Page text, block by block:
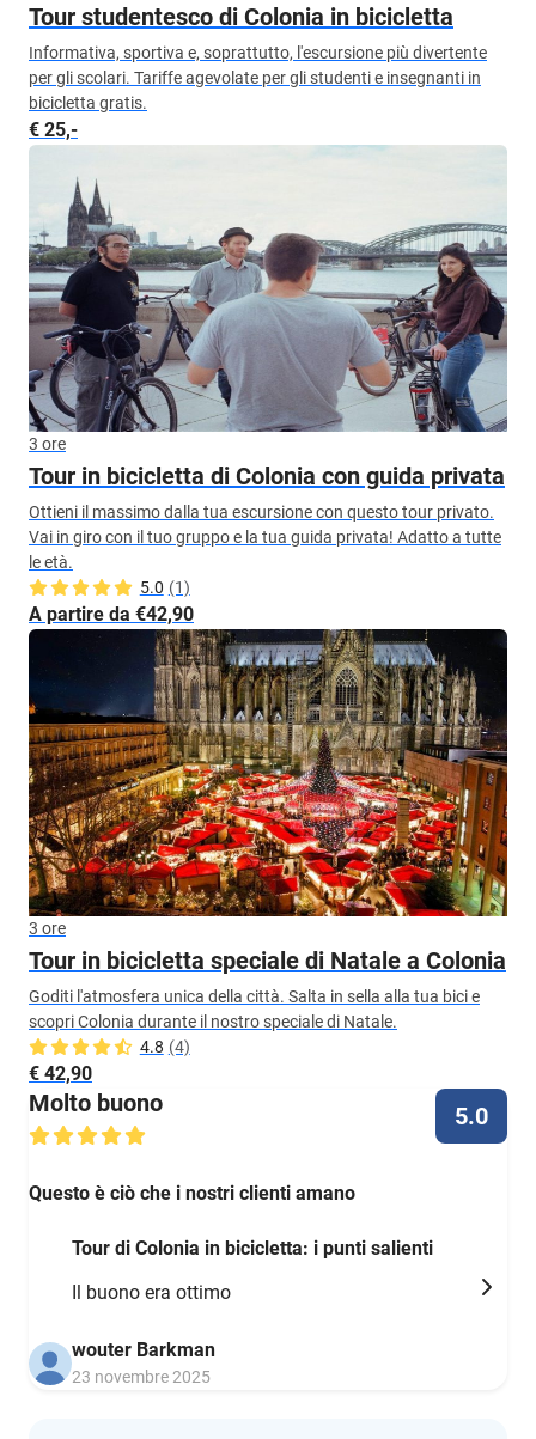
Tour studentesco di Colonia in bicicletta
Informativa, sportiva e, soprattutto, l'escursione più divertente
per gli scolari. Tariffe agevolate per gli studenti e insegnanti in
bicicletta gratis.
€ 25,-
3 ore
Tour in bicicletta di Colonia con guida privata
Ottieni il massimo dalla tua escursione con questo tour privato.
Vai in giro con il tuo gruppo e la tua guida privata! Adatto a tutte
le età.
5.0 (1)
A partire da €42,90
3 ore
Tour in bicicletta speciale di Natale a Colonia
Goditi l'atmosfera unica della città. Salta in sella alla tua bici e
scopri Colonia durante il nostro speciale di Natale.
4.8 (4)
€ 42,90
Molto buono 5.0
Questo è ciò che i nostri clienti amano
Tour di Colonia in bicicletta: i punti salienti
Il buono era ottimo
wouter Barkman
23 novembre 2025